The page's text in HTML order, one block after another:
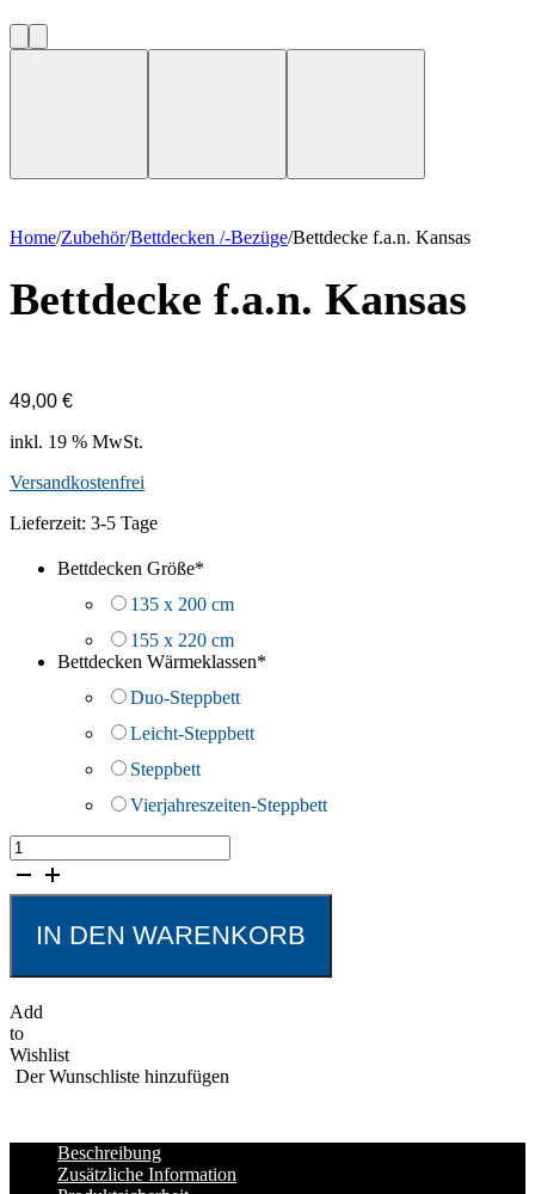
Home/Zubehör/Bettdecken /-Bezüge/Bettdecke f.a.n. Kansas
Bettdecke f.a.n. Kansas
49,00 €
inkl. 19 % MwSt.
Versandkostenfrei
Lieferzeit: 3-5 Tage
Bettdecken Größe*
135 x 200 cm
155 x 220 cm
Bettdecken Wärmeklassen*
Duo-Steppbett
Leicht-Steppbett
Steppbett
Vierjahreszeiten-Steppbett
Bettdecke
f.a.n.
Kansas
IN DEN WARENKORB
Add
to
Wishlist
Der Wunschliste hinzufügen
Beschreibung
Zusätzliche Information